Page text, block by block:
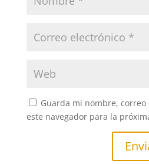
Guarda mi nombre,
este navegador para la